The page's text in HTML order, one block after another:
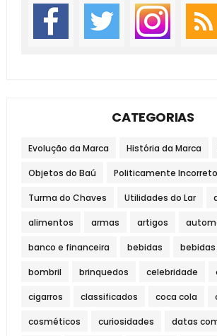
CATEGORIAS
Evolução da Marca História da Marca
Objetos do Baú Politicamente Incorreto
Turma do Chaves Utilidades do Lar
alimentos armas artigos
banco e financeira bebidas
bombril brinquedos celebridade
cigarros classificados coca cola
cosméticos curiosidades datas